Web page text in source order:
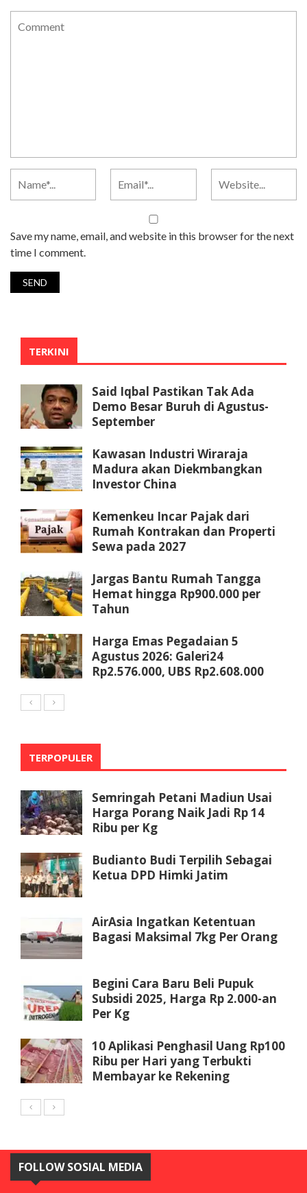
Save my name, email, and website in this browser for the next
time I comment.
TERKINI
Said Iqbal Pastikan Tak Ada
Demo Besar Buruh di Agustus-
September
Kawasan Industri Wiraraja
Madura akan Diekmbangkan
Investor China
Kemenkeu Incar Pajak dari
Rumah Kontrakan dan Properti
Sewa pada 2027
Jargas Bantu Rumah Tangga
Hemat hingga Rp900.000 per
Tahun
Harga Emas Pegadaian 5
Agustus 2026: Galeri24
Rp2.576.000, UBS Rp2.608.000
TERPOPULER
Semringah Petani Madiun Usai
Harga Porang Naik Jadi Rp 14
Ribu per Kg
Budianto Budi Terpilih Sebagai
Ketua DPD Himki Jatim
AirAsia Ingatkan Ketentuan
Bagasi Maksimal 7kg Per Orang
Begini Cara Baru Beli Pupuk
Subsidi 2025, Harga Rp 2.000-an
Per Kg
10 Aplikasi Penghasil Uang Rp100
Ribu per Hari yang Terbukti
Membayar ke Rekening
FOLLOW SOSIAL MEDIA